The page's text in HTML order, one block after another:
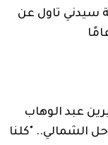
سيدني تاول عن
عبد الوهاب
الشمالي.. "كلنا